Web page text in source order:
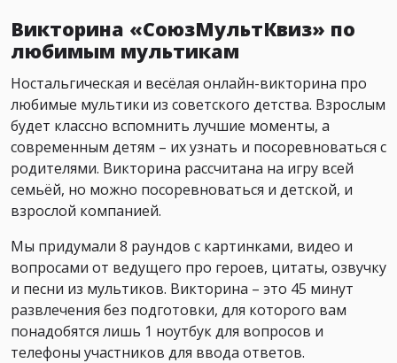
Викторина «СоюзМультКвиз» по
любимым мультикам
Ностальгическая и весёлая онлайн-викторина про
любимые мультики из советского детства. Взрослым
будет классно вспомнить лучшие моменты, а
современным детям – их узнать и посоревноваться с
родителями. Викторина рассчитана на игру всей
семьёй, но можно посоревноваться и детской, и
взрослой компанией.
Мы придумали 8 раундов с картинками, видео и
вопросами от ведущего про героев, цитаты, озвучку
и песни из мультиков. Викторина – это 45 минут
развлечения без подготовки, для которого вам
понадобятся лишь 1 ноутбук для вопросов и
телефоны участников для ввода ответов.